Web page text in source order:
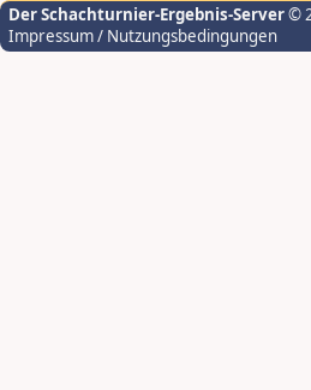
Der Schachturnier-Ergebnis-Server©
Impressum / Nutzungsbedingungen